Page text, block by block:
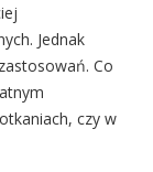
Jednak
Co
czy w